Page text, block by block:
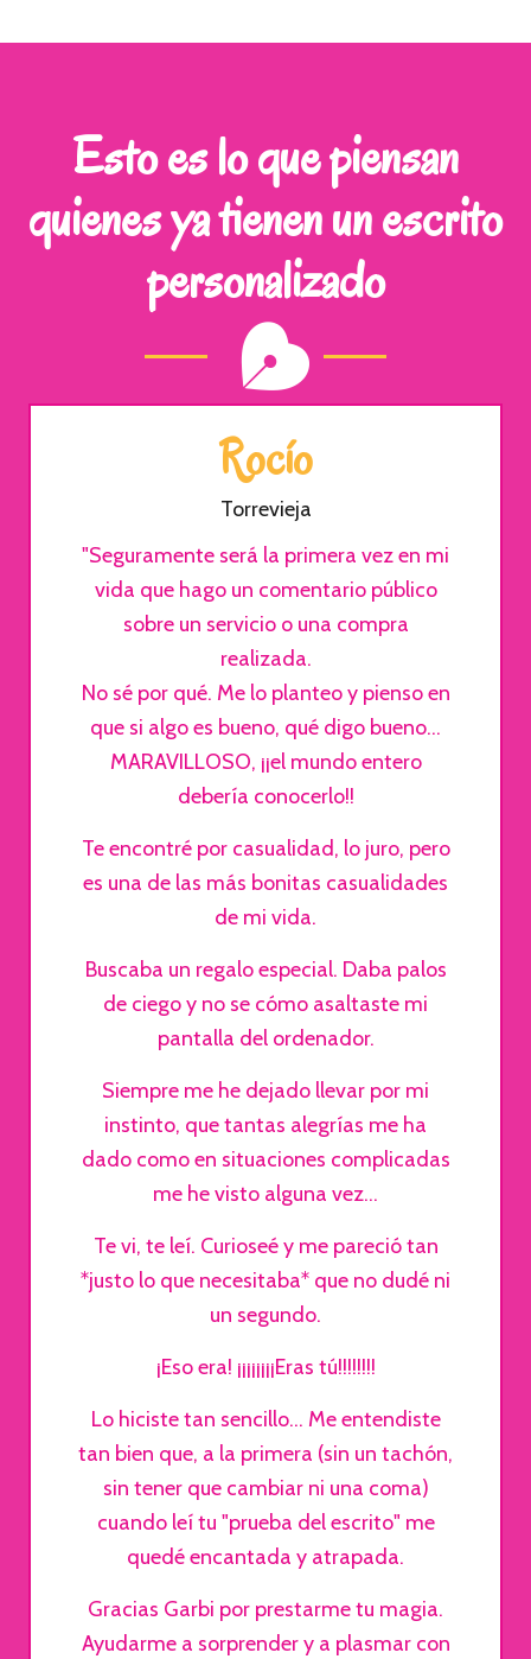
Esto es lo que piensan
quienes ya tienen un escrito
personalizado
Rocío
Torrevieja
"Seguramente será la primera vez en mi
vida que hago un comentario público
sobre un servicio o una compra
realizada.
No sé por qué. Me lo planteo y pienso en
que si algo es bueno, qué digo bueno...
MARAVILLOSO, ¡¡el mundo entero
debería conocerlo!!
Te encontré por casualidad, lo juro, pero
es una de las más bonitas casualidades
de mi vida.
Buscaba un regalo especial. Daba palos
de ciego y no se cómo asaltaste mi
pantalla del ordenador.
Siempre me he dejado llevar por mi
instinto, que tantas alegrías me ha
dado como en situaciones complicadas
me he visto alguna vez...
Te vi, te leí. Curioseé y me pareció tan
*justo lo que necesitaba* que no dudé ni
un segundo.
¡Eso era! ¡¡¡¡¡¡¡¡Eras tú!!!!!!!!
Lo hiciste tan sencillo... Me entendiste
tan bien que, a la primera (sin un tachón,
sin tener que cambiar ni una coma)
cuando leí tu "prueba del escrito" me
quedé encantada y atrapada.
Gracias Garbi por prestarme tu magia.
Ayudarme a sorprender y a plasmar con